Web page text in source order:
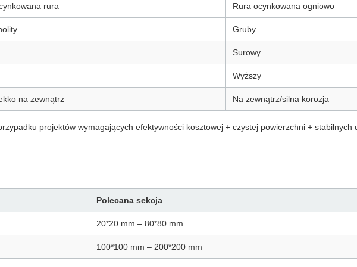
rura Rura ocynkowana ogniowo
Gruby
Surowy
Wyższy
na zewnątrz Na zewnątrz/silna korozja
projektów wymagających efektywności kosztowej + czystej powierzchni + stabilnych
Polecana sekcja
20*20 mm – 80*80 mm
100*100 mm – 200*200 mm